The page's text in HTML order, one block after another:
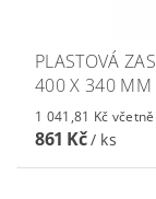
PLASTOVÁ
400 X 340 MM
1 041,81 Kč
861 Kč/ ks